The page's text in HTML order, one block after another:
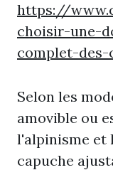
https://
choisir-une-
complet-
Selon les
amovible ou
l'alpinisme et
capuche